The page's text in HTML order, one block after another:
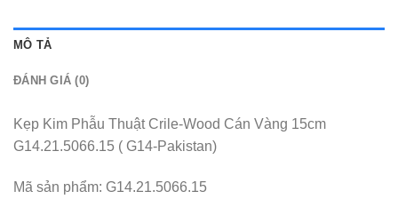
MÔ TẢ
ĐÁNH GIÁ (0)
Kẹp Kim Phẫu Thuật Crile-Wood Cán Vàng 15cm
G14.21.5066.15 ( G14-Pakistan)
Mã sản phẩm: G14.21.5066.15